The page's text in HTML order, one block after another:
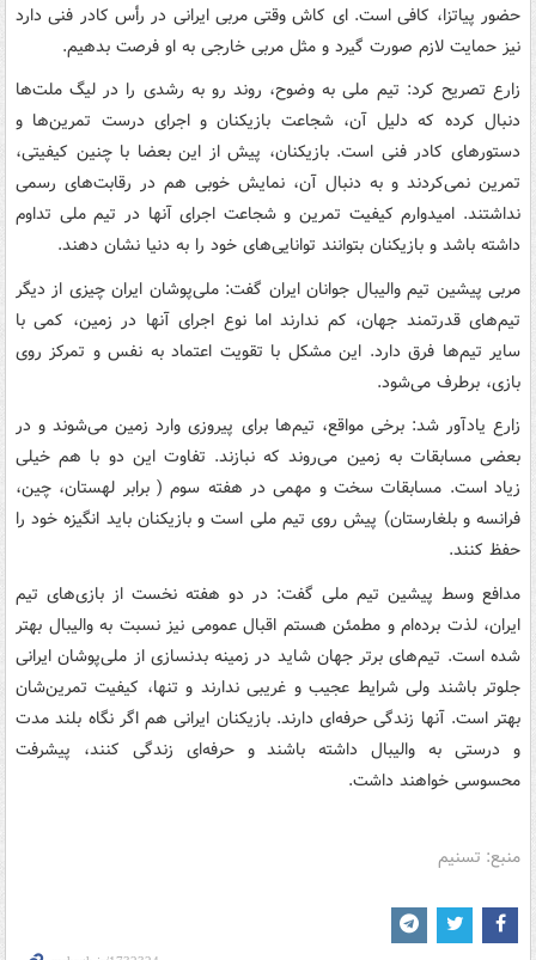
حضور پیاتزا، کافی است. ای کاش وقتی مربی ایرانی در رأس کادر فنی دارد
نیز حمایت لازم صورت گیرد و مثل مربی خارجی به او فرصت بدهیم.
زارع تصریح کرد: تیم ملی به وضوح، روند رو به رشدی را در لیگ ملت‌ها
دنبال کرده که دلیل آن، شجاعت بازیکنان و اجرای درست تمرین‌ها و
دستورهای کادر فنی است. بازیکنان، پیش از این بعضا با چنین کیفیتی،
تمرین نمی‌کردند و به دنبال آن، نمایش خوبی هم در رقابت‌های رسمی
نداشتند. امیدوارم کیفیت تمرین و شجاعت اجرای آنها در تیم ملی تداوم
داشته باشد و بازیکنان بتوانند توانایی‌های خود را به دنیا نشان دهند.
مربی پیشین تیم والیبال جوانان ایران گفت: ملی‌پوشان ایران چیزی از دیگر
تیم‌های قدرتمند جهان، کم ندارند اما نوع اجرای آنها در زمین، کمی با
سایر تیم‌ها فرق دارد. این مشکل با تقویت اعتماد به نفس و تمرکز روی
بازی، برطرف می‌شود.
زارع یادآور شد: برخی مواقع،‌ تیم‌ها برای پیروزی وارد زمین می‌شوند و در
بعضی مسابقات به زمین می‌روند که نبازند. تفاوت این دو با هم خیلی
زیاد است. مسابقات سخت و مهمی در هفته سوم ( برابر لهستان، چین،
فرانسه و بلغارستان) پیش روی تیم ملی است و بازیکنان باید انگیزه‌ خود را
حفظ کنند.
مدافع وسط پیشین تیم ملی گفت: در دو هفته نخست از بازی‌های تیم
ایران، لذت برده‌ام و مطمئن هستم اقبال عمومی نیز نسبت به والیبال بهتر
شده است. تیم‌های برتر جهان شاید در زمینه بدنسازی از ملی‌پوشان ایرانی
جلوتر باشند ولی شرایط عجیب و غریبی ندارند و تنها، کیفیت تمرین‌شان
بهتر است. آنها زندگی حرفه‌ای دارند. بازیکنان ایرانی هم اگر نگاه بلند مدت
و درستی به والیبال داشته باشند و حرفه‌ای زندگی کنند، پیشرفت
محسوسی خواهند داشت.
منبع: تسنیم